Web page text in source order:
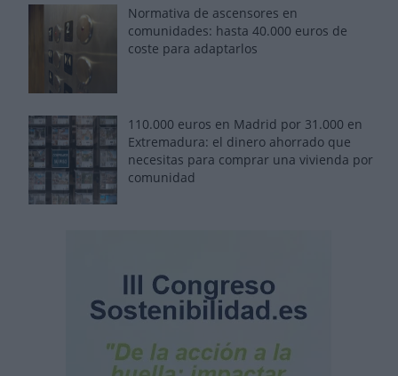
Normativa de ascensores en
comunidades: hasta 40.000 euros de
coste para adaptarlos
110.000 euros en Madrid por 31.000 en
Extremadura: el dinero ahorrado que
necesitas para comprar una vivienda por
comunidad